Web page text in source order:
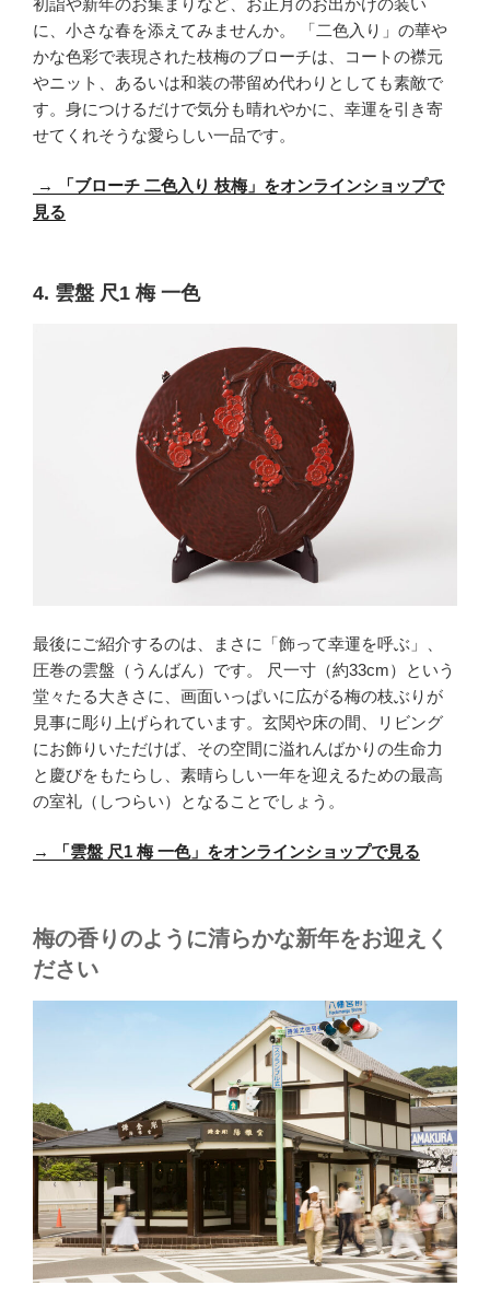
に、小さな春を添えてみませんか。 「二色入り」の華や
かな色彩で表現された枝梅のブローチは、コートの襟元
やニット、あるいは和装の帯留め代わりとしても素敵で
す。身につけるだけで気分も晴れやかに、幸運を引き寄
せてくれそうな愛らしい一品です。
→
「ブローチ 二色入り 枝梅」をオンラインショップで
見る
4. 雲盤 尺1 梅 一色
最後にご紹介するのは、まさに「飾って幸運を呼ぶ」、
圧巻の雲盤（うんばん）です。 尺一寸（約33cm）という
堂々たる大きさに、画面いっぱいに広がる梅の枝ぶりが
見事に彫り上げられています。玄関や床の間、リビング
にお飾りいただけば、その空間に溢れんばかりの生命力
と慶びをもたらし、素晴らしい一年を迎えるための最高
の室礼（しつらい）となることでしょう。
→ 「雲盤 尺1 梅 一色」をオンラインショップで見る
梅の香りのように清らかな新年をお迎えく
ださい